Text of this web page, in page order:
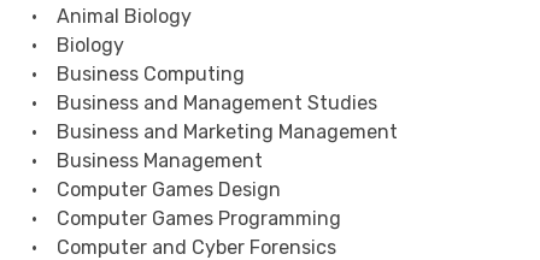
• Animal Biology
• Biology
• Business Computing
• Business and Management Studies
• Business and Marketing Management
• Business Management
• Computer Games Design
• Computer Games Programming
• Computer and Cyber Forensics